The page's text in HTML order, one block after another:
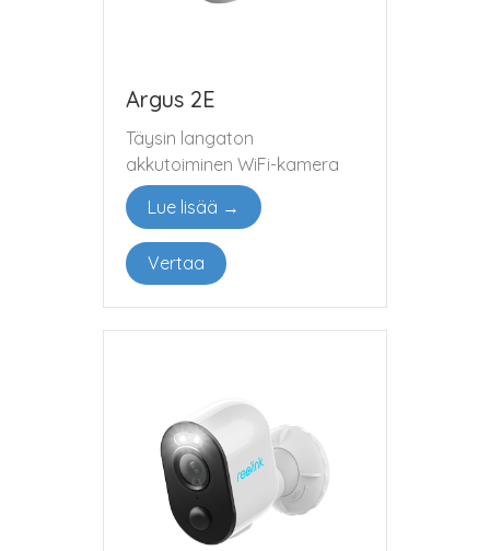
Argus 2E
Täysin langaton
akkutoiminen WiFi-kamera
Lue lisää →
Vertaa